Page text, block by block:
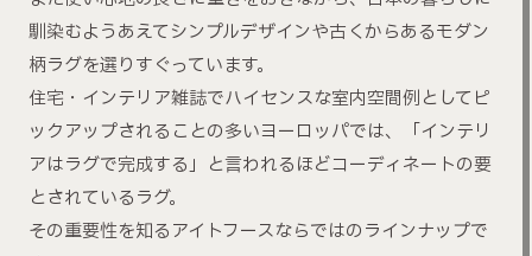
馴染むようあえてシンプルデザインや古くからあるモダン
柄ラグを選りすぐっています。
住宅・インテリア雑誌でハイセンスな室内空間例としてピ
ックアップされることの多いヨーロッパでは、「インテリ
アはラグで完成する」と言われるほどコーディネートの要
とされているラグ。
その重要性を知るアイトフースならではのラインナップで